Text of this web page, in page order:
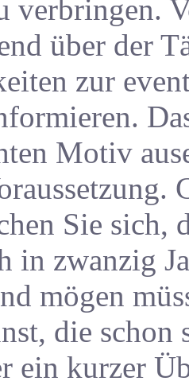
verbringen.
über der
zur
Motiv
Sie sich,
in zwanzig
mögen
die schon
ein kurzer